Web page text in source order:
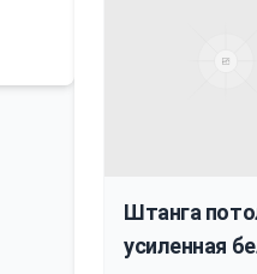
Штанга
усиленная